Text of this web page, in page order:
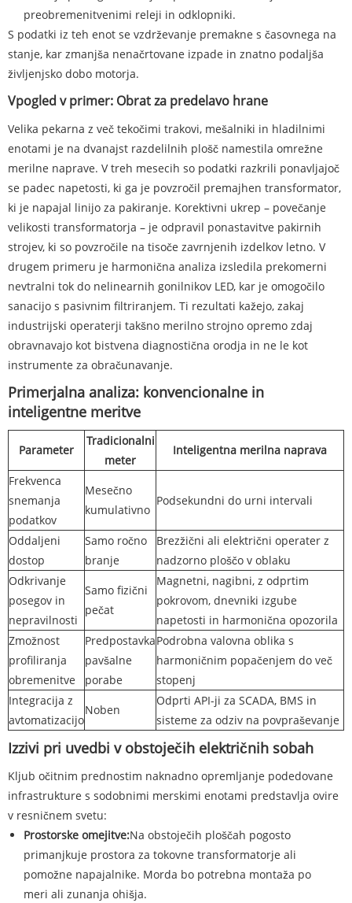
preobremenitvenimi releji in odklopniki.
S podatki iz teh enot se vzdrževanje premakne s časovnega na
stanje, kar zmanjša nenačrtovane izpade in znatno podaljša
življenjsko dobo motorja.
Vpogled v primer: Obrat za predelavo hrane
Velika pekarna z več tekočimi trakovi, mešalniki in hladilnimi
enotami je na dvanajst razdelilnih plošč namestila omrežne
merilne naprave. V treh mesecih so podatki razkrili ponavljajoč
se padec napetosti, ki ga je povzročil premajhen transformator,
ki je napajal linijo za pakiranje. Korektivni ukrep – povečanje
velikosti transformatorja – je odpravil ponastavitve pakirnih
strojev, ki so povzročile na tisoče zavrnjenih izdelkov letno. V
drugem primeru je harmonična analiza izsledila prekomerni
nevtralni tok do nelinearnih gonilnikov LED, kar je omogočilo
sanacijo s pasivnim filtriranjem. Ti rezultati kažejo, zakaj
industrijski operaterji takšno merilno strojno opremo zdaj
obravnavajo kot bistvena diagnostična orodja in ne le kot
instrumente za obračunavanje.
Primerjalna analiza: konvencionalne in
inteligentne meritve
Parameter
Tradicionalni
meter
Inteligentna merilna naprava
Frekvenca
snemanja
podatkov
Mesečno
kumulativno
Podsekundni do urni intervali
Oddaljeni
dostop
Samo ročno
branje
Brezžični ali električni operater z
nadzorno ploščo v oblaku
Odkrivanje
posegov in
nepravilnosti
Samo fizični
pečat
Magnetni, nagibni, z odprtim
pokrovom, dnevniki izgube
napetosti in harmonična opozorila
Zmožnost
profiliranja
obremenitve
Predpostavka
pavšalne
porabe
Podrobna valovna oblika s
harmoničnim popačenjem do več
stopenj
Integracija z
avtomatizacijo
Noben
Odprti API-ji za SCADA, BMS in
sisteme za odziv na povpraševanje
Izzivi pri uvedbi v obstoječih električnih sobah
Kljub očitnim prednostim naknadno opremljanje podedovane
infrastrukture s sodobnimi merskimi enotami predstavlja ovire
v resničnem svetu:
Prostorske omejitve:Na obstoječih ploščah pogosto
primanjkuje prostora za tokovne transformatorje ali
pomožne napajalnike. Morda bo potrebna montaža po
meri ali zunanja ohišja.